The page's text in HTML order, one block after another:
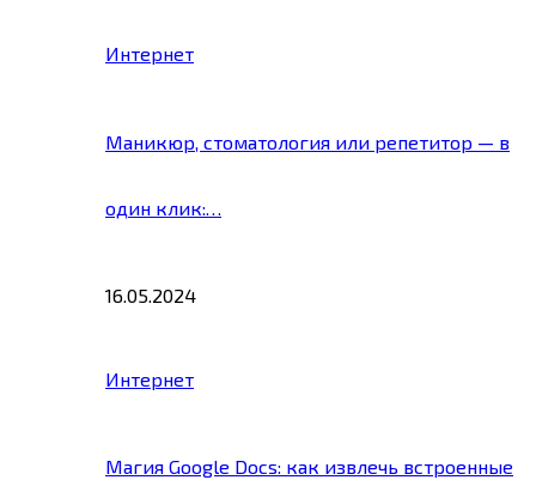
Интернет
Маникюр, стоматология или репетитор — в
один клик:…
16.05.2024
Интернет
Магия Google Docs: как извлечь встроенные